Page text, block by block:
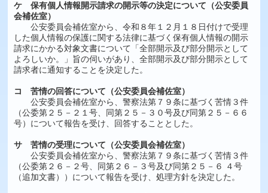
ケ 保有個人情報開示請求の開示等の決定について（公安委員
会補佐室）
公安委員会補佐室から、令和８年１２月１８日付けで受理
した個人情報の保護に関する法律に基づく保有個人情報の開示
請求にかかる対象文書について「全部開示及び部分開示として
よろしいか。」旨の伺いがあり、全部開示及び部分開示として
請求者に通知することを決定した。
コ 苦情の回答について（公安委員会補佐室）
公安委員会補佐室から、警察法第７９条に基づく苦情３件
（公委第２５－２１号、同第２５－３０号及び同第２５－６６
号）について報告を受け、回答することとした。
サ 苦情の受理について（公安委員会補佐室）
公安委員会補佐室から、警察法第７９条に基づく苦情３件
（公委第２６－２号、同第２６－３号及び同第２５－６ ４号
（追加文書））について報告を受け、処理方針を決定した。